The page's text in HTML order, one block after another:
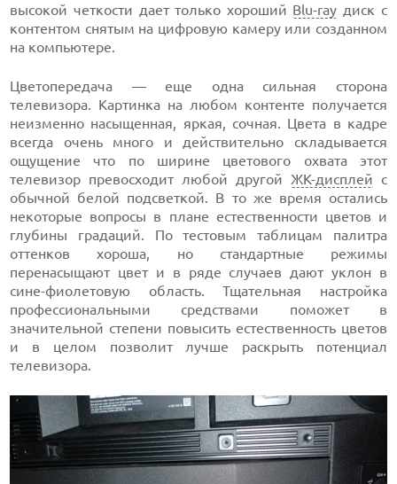
высокой четкости дает только хороший Blu-ray диск с
контентом снятым на цифровую камеру или созданном
на компьютере.
Цветопередача — еще одна сильная сторона
телевизора. Картинка на любом контенте получается
неизменно насыщенная, яркая, сочная. Цвета в кадре
всегда очень много и действительно складывается
ощущение что по ширине цветового охвата этот
телевизор превосходит любой другой ЖК-дисплей с
обычной белой подсветкой. В то же время остались
некоторые вопросы в плане естественности цветов и
глубины градаций. По тестовым таблицам палитра
оттенков хороша, но стандартные режимы
перенасыщают цвет и в ряде случаев дают уклон в
сине-фиолетовую область. Тщательная настройка
профессиональными средствами поможет в
значительной степени повысить естественность цветов
и в целом позволит лучше раскрыть потенциал
телевизора.